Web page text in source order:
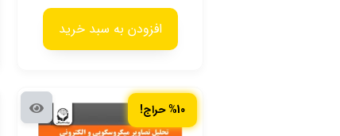
افزودن به سبد خرید
%10 حراج!